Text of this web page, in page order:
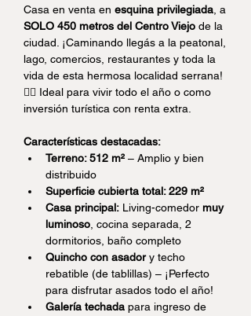
Casa en venta en esquina privilegiada , a
SOLO 450 metros del Centro Viejo de la
ciudad. ¡Caminando llegás a la peatonal,
lago, comercios, restaurantes y toda la
vida de esta hermosa localidad serrana!
🚶‍♀️ Ideal para vivir todo el año o como
inversión turística con renta extra.
Características destacadas:
Terreno: 512 m² – Amplio y bien
distribuido
Superficie cubierta total: 229 m²
Casa principal: Living-comedor muy
luminoso , cocina separada, 2
dormitorios, baño completo
Quincho con asador y techo
rebatible (de tablillas) – ¡Perfecto
para disfrutar asados todo el año!
Galería techada para ingreso de